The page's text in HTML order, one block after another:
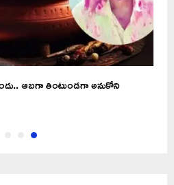
ఆబగా తింటుండగా అనుకోని